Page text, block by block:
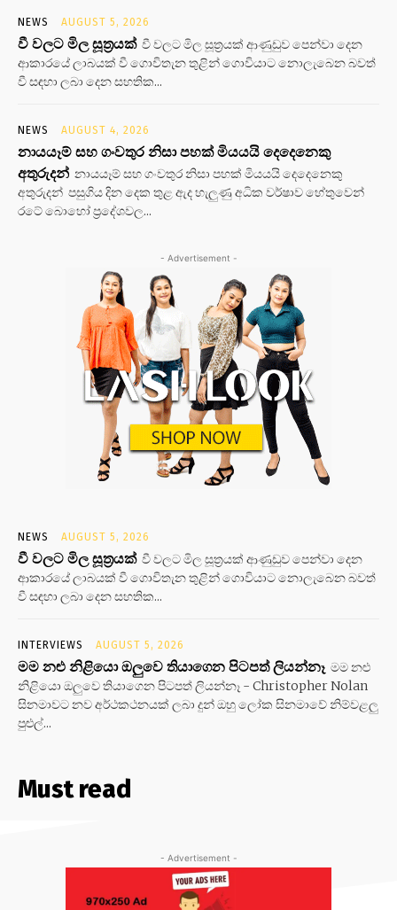
NEWS AUGUST 5, 2026
වී වලට මිල සූත්‍රයක් වී වලට මිල සූත්‍රයක් ආණුඩුව පෙන්වා දෙන
ආකාරයේ ලාබයක් වී ගොවිතැන තුළින් ගොවියාට නොලැබෙන බවත්
වී සඳහා ලබා දෙන සහතික...
NEWS AUGUST 4, 2026
නායයෑම් සහ ගංවතුර නිසා පහක් මියයයි දෙදෙනෙකු
අතුරුදන් නායයෑම් සහ ගංවතුර නිසා පහක් මියයයි දෙදෙනෙකු
අතුරුදන් පසුගිය දින දෙක තුළ ඇද හැලුණු අධික වර්ෂාව හේතුවෙන්
රටේ බොහෝ ප්‍රදේශවල...
- Advertisement -
NEWS AUGUST 5, 2026
වී වලට මිල සූත්‍රයක් වී වලට මිල සූත්‍රයක් ආණුඩුව පෙන්වා දෙන
ආකාරයේ ලාබයක් වී ගොවිතැන තුළින් ගොවියාට නොලැබෙන බවත්
වී සඳහා ලබා දෙන සහතික...
INTERVIEWS AUGUST 5, 2026
මම නළු නිළියො ඔලුවෙ තියාගෙන පිටපත් ලියන්නෑ මම නළු
නිළියො ඔලුවෙ තියාගෙන පිටපත් ලියන්නෑ - Christopher Nolan
සිනමාවට නව අර්ථකථනයක් ලබා දුන් ඔහු ලෝක සිනමාවේ නිම්වළලු
පුළුල්...
Must read
- Advertisement -